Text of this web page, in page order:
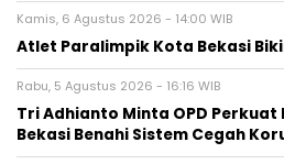
Kamis, 6 Agustus 2026 - 14:00 WIB
Atlet Paralimpik Kota Bekasi
Rabu, 5 Agustus 2026 - 16:16 WIB
Tri Adhianto Minta OPD Perkuat
Bekasi Benahi Sistem Cegah